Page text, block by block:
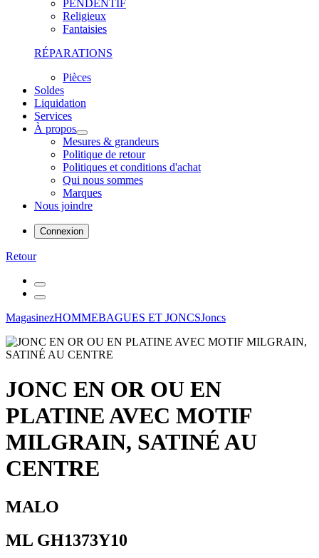
PENDENTIF
Religieux
Fantaisies
RÉPARATIONS
Pièces
Soldes
Liquidation
Services
À propos
Mesures & grandeurs
Politique de retour
Politiques et conditions d'achat
Qui nous sommes
Marques
Nous joindre
Connexion
Retour
MagasinezHOMMEBAGUES ET JONCSJoncs
JONC EN OR OU EN
PLATINE AVEC MOTIF
MILGRAIN, SATINÉ AU
CENTRE
MALO
ML GH1373Y10